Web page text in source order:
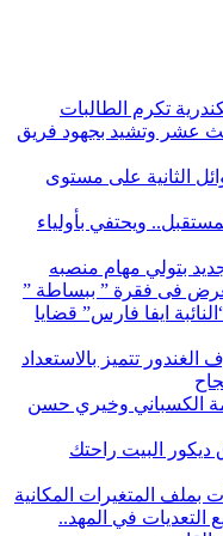
تكرم الطالبات
عشر وتشيد بجهود فريق
الثانية على مستوى
ويحتفي بأولياء
بتولي مهام منصبه
فى فقرة ” ببساطة ”
ايفا فارس” قضايا
الغندور تتميز بالاستعداد
الكسباني وخيري حسن
البيت راحتك
بملف المتغيرات المكانية
التعديات في المهد..